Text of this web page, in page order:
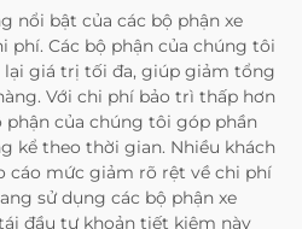
nổi bật của các bộ phận xe
phí. Các bộ phận của chúng tôi
giá trị tối đa, giúp giảm tổng
Với chi phí bảo trì thấp hơn
phận của chúng tôi góp phần
kể theo thời gian. Nhiều khách
cáo mức giảm rõ rệt về chi phí
sử dụng các bộ phận xe
đầu tư khoản tiết kiệm này